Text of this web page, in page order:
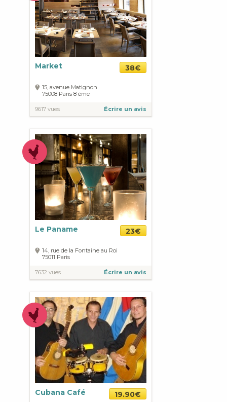
Market 38€
15, avenue Matignon
75008 Paris 8 ème
9617 vues Écrire un avis
Le Paname 23€
14, rue de la Fontaine au Roi
75011 Paris
7632 vues Écrire un avis
Cubana Café 19.90€